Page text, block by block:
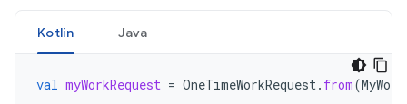
Kotlin Java
val myWorkRequest = OneTimeWorkRequest. from(MyWork